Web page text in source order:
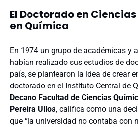
El Doctorado en
en Química
En 1974 un grupo de académicas y
habían realizado sus estudios de
país, se plantearon la idea de crear
doctorado en el Instituto Central de
Decano Facultad de Ciencias
Pereira Ulloa, califica como una
que “la universidad no contaba con